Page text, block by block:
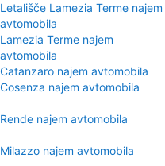
Letališče Lamezia Terme najem
avtomobila
Lamezia Terme najem
avtomobila
Catanzaro najem avtomobila
Cosenza najem avtomobila
Rende najem avtomobila
Milazzo najem avtomobila